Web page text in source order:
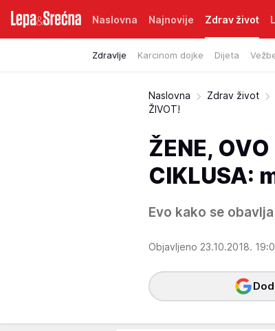
Naslovna Najnovije Zdrav život
Zdravlje Karcinom dojke Dijeta
Naslovna Zdrav život
ŽIVOT!
ŽENE,
CIKLUSA:
Evo kako se
Objavljeno 23.10.2018.